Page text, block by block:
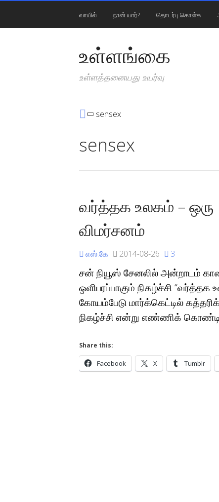
வாயில் நான் யார்? தொடர்பு கொள்க
உள்ளங்கை
உள்ளத்தனையது உயர்வு
sensex
sensex
வர்த்தக உலகம் – ஒரு
விமர்சனம்
எஸ்.கே 2014-08-26 3
சன் நியூஸ் சேனலில் அன்றாடம்
ஒளிபரப்பாகும் நிகழ்ச்சி
கோயம்பேடு மார்க்கெட்டில்
நிகழ்ச்சி என்று எண்ணிக்
Share this:
Facebook X Tumblr